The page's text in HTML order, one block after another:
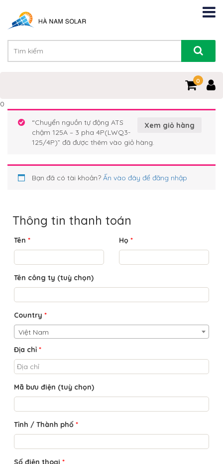
0
0
Xem giỏ hàng
“Chuyển nguồn tự động ATS
chậm 125A – 3 pha 4P(LWQ3-
125/4P)” đã được thêm vào giỏ hàng.
Bạn đã có tài khoản? Ấn vào đây để đăng nhập
Thông tin thanh toán
Tên * Họ *
Tên công ty (tuỳ chọn)
Country *
Việt Nam
Địa chỉ *
Mã bưu điện (tuỳ chọn)
Tỉnh / Thành phố *
Số điện thoại *